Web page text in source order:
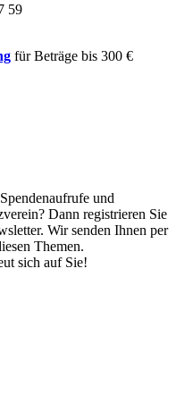
59
für Beträge bis 300 €
und
Dann registrieren Sie
Wir senden Ihnen per
Themen.
sich auf Sie!